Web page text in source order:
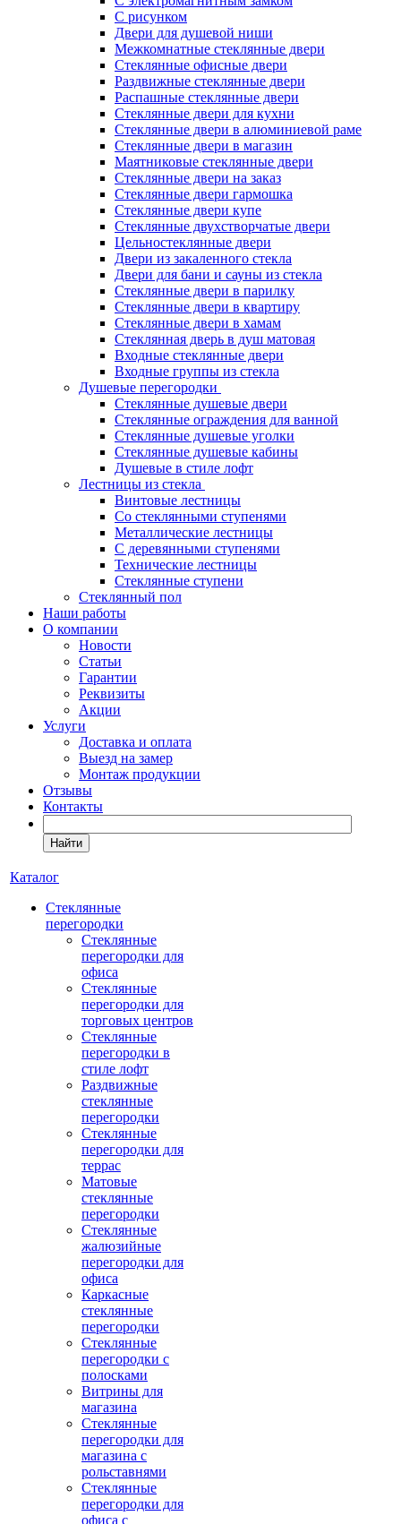
С рисунком
Двери для душевой ниши
Межкомнатные стеклянные двери
Стеклянные офисные двери
Раздвижные стеклянные двери
Распашные стеклянные двери
Стеклянные двери для кухни
Стеклянные двери в алюминиевой раме
Стеклянные двери в магазин
Маятниковые стеклянные двери
Стеклянные двери на заказ
Стеклянные двери гармошка
Стеклянные двери купе
Стеклянные двухстворчатые двери
Цельностеклянные двери
Двери из закаленного стекла
Двери для бани и сауны из стекла
Стеклянные двери в парилку
Стеклянные двери в квартиру
Стеклянные двери в хамам
Стеклянная дверь в душ матовая
Входные стеклянные двери
Входные группы из стекла
Душевые перегородки
Стеклянные душевые двери
Стеклянные ограждения для ванной
Стеклянные душевые уголки
Стеклянные душевые кабины
Душевые в стиле лофт
Лестницы из стекла
Винтовые лестницы
Со стеклянными ступенями
Металлические лестницы
С деревянными ступенями
Технические лестницы
Стеклянные ступени
Стеклянный пол
Наши работы
О компании
Новости
Статьи
Гарантии
Реквизиты
Акции
Услуги
Доставка и оплата
Выезд на замер
Монтаж продукции
Отзывы
Контакты
Найти
Каталог
Cтеклянные
перегородки
Стеклянные
перегородки для
офиса
Стеклянные
перегородки для
торговых центров
Стеклянные
перегородки в
стиле лофт
Раздвижные
стеклянные
перегородки
Стеклянные
перегородки для
террас
Матовые
стеклянные
перегородки
Стеклянные
жалюзийные
перегородки для
офиса
Каркасные
стеклянные
перегородки
Стеклянные
перегородки с
полосками
Витрины для
магазина
Стеклянные
перегородки для
магазина с
рольставнями
Стеклянные
перегородки для
офиса с